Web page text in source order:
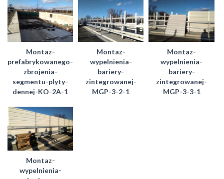
Montaz-
prefabrykowanego-
zbrojenia-
segmentu-plyty-
dennej-KO-2A-1
Montaz-
wypelnienia-
bariery-
zintegrowanej-
MGP-3-2-1
Montaz-
wypelnienia-
bariery-
zintegrowanej-
MGP-3-3-1
Montaz-
wypelnienia-